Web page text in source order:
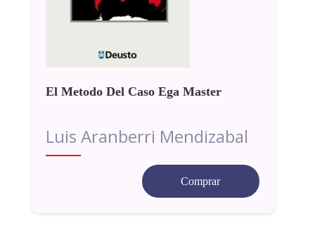
El Metodo Del Caso Ega Master
Luis Aranberri Mendizabal
Comprar